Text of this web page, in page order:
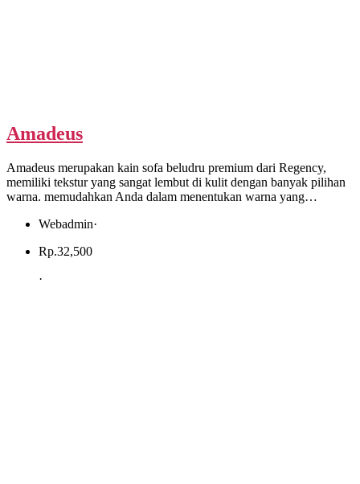
Amadeus
Amadeus merupakan kain sofa beludru premium dari Regency,
memiliki tekstur yang sangat lembut di kulit dengan banyak pilihan
warna. memudahkan Anda dalam menentukan warna yang…
Webadmin·
Rp.32,500
·